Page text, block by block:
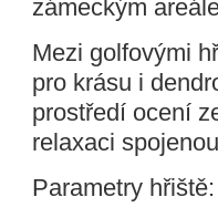
zámeckým
Mezi golfovými
pro krásu i
prostředí ocení
relaxaci
Parametry hřiště: